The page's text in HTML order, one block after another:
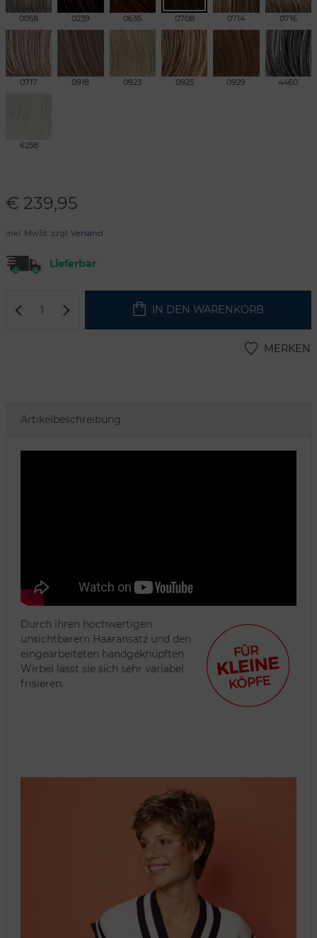
0058 0239 0635 0708 0714 0716
0717 0918 0923 0925 0929 4460
6258
€ 239,95
inkl. MwSt. zzgl. Versand
Lieferbar
IN DEN WARENKORB
MERKEN
Artikelbeschreibung
Durch ihren hochwertigen
unsichtbarern Haaransatz und den
eingearbeiteten handgeknüpften
Wirbel lässt sie sich sehr variabel
frisieren.